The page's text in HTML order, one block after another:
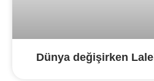
Dünya değişirken